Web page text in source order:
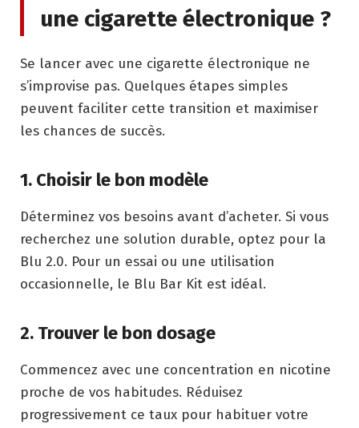
une cigarette électronique ?
Se lancer avec une cigarette électronique ne
s’improvise pas. Quelques étapes simples
peuvent faciliter cette transition et maximiser
les chances de succès.
1. Choisir le bon modèle
Déterminez vos besoins avant d’acheter. Si vous
recherchez une solution durable, optez pour la
Blu 2.0. Pour un essai ou une utilisation
occasionnelle, le Blu Bar Kit est idéal.
2. Trouver le bon dosage
Commencez avec une concentration en nicotine
proche de vos habitudes. Réduisez
progressivement ce taux pour habituer votre